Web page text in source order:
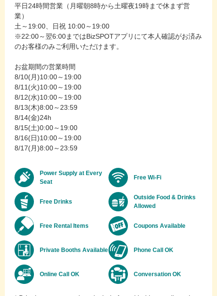
平日24時間営業（月曜朝8時から土曜夜19時まで休まず営
業）
土～19:00、日祝 10:00～19:00
※22:00～翌6:00まではBizSPOTアプリにて本人確認がお済み
のお客様のみご利用いただけます。
お盆期間の営業時間
8/10(月)10:00～19:00
8/11(火)10:00～19:00
8/12(水)10:00～19:00
8/13(木)8:00～23:59
8/14(金)24h
8/15(土)0:00～19:00
8/16(日)10:00～19:00
8/17(月)8:00～23:59
Power Supply at Every
Seat
Free Wi-Fi
Free Drinks
Outside Food & Drinks
Allowed
Free Rental Items Coupons Available
Private Booths Available Phone Call OK
Online Call OK Conversation OK